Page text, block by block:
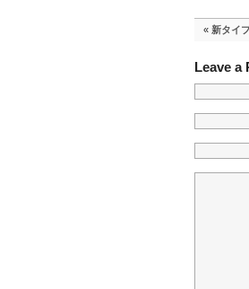
« 新タイ
Leave a